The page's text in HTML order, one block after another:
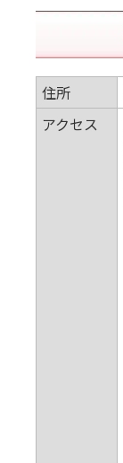
住所
アクセス